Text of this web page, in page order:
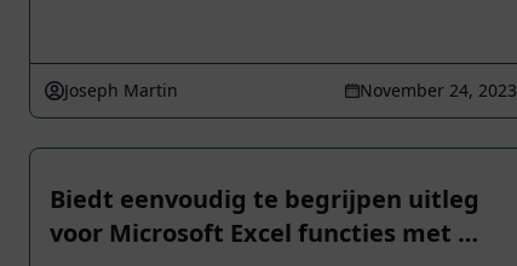
Joseph Martin November 24, 2023
Biedt eenvoudig te begrijpen uitleg
voor Microsoft Excel functies met …